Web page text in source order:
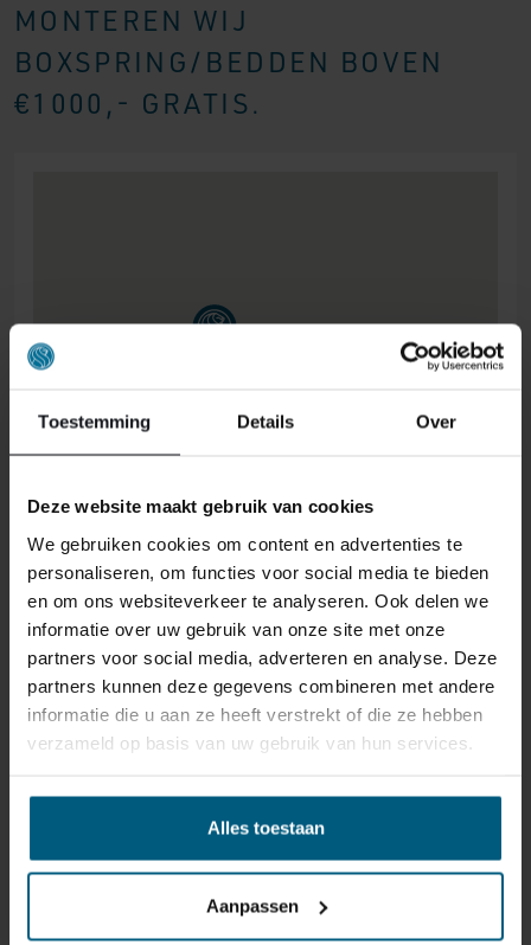
Toestemming Details Over
Deze website maakt gebruik van cookies
We gebruiken cookies om content en advertenties te
personaliseren, om functies voor social media te bieden
en om ons websiteverkeer te analyseren. Ook delen we
informatie over uw gebruik van onze site met onze
partners voor social media, adverteren en analyse. Deze
partners kunnen deze gegevens combineren met andere
informatie die u aan ze heeft verstrekt of die ze hebben
verzameld op basis van uw gebruik van hun services.
Alles toestaan
Aanpassen
MONTEREN WIJ
BOXSPRING/BEDDEN BOVEN
€1000,- GRATIS.
ONS RETOURBELEID
matrassen, bedbodems, topmatrassen en
boxspringsets vallen NIET onder de retour
regels en kunnen niet door ons retour
worden genomen.